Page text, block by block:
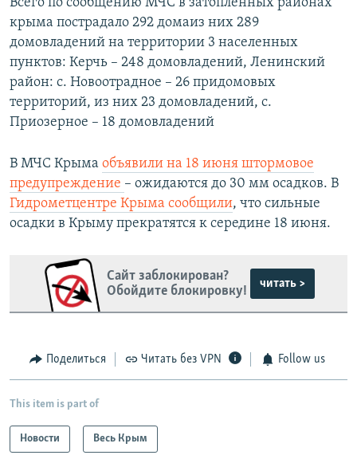
Всего по сообщению МЧС в затопленных районах
крыма пострадало 292 домаиз них 289
домовладений на территории 3 населенных
пунктов: Керчь – 248 домовладений, Ленинский
район: с. Новоотрадное – 26 придомовых
территорий, из них 23 домовладений, с.
Приозерное – 18 домовладений
В МЧС Крыма объявили на 18 июня штормовое
предупреждение – ожидаются до 30 мм осадков. В
Гидрометцентре Крыма сообщили, что сильные
осадки в Крыму прекратятся к середине 18 июня.
Сайт заблокирован?
Обойдите блокировку!
читать >
Поделиться Читать без VPN Follow us
This item is part of
Новости Весь Крым